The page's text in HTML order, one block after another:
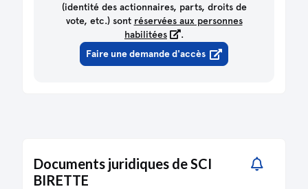
(identité des actionnaires, parts, droits de
vote, etc.) sont réservées aux personnes
habilitées
.
Faire une demande d'accès
Documents juridiques de SCI
BIRETTE